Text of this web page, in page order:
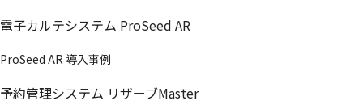
電子カルテシステム ProSeed AR
ProSeed AR 導入事例
予約管理システム リザーブMaster